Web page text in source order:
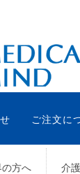
ご注文に
方へ 介